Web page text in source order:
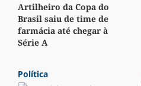
Artilheiro da Copa do
Brasil saiu de time de
farmácia até chegar à
Série A
Política